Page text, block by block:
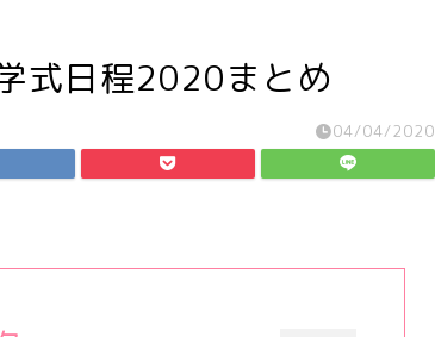
式日程2020まとめ
04/04/2020